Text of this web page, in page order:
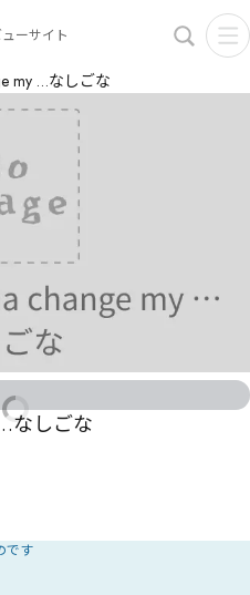
ーサイト
my …なしごな
なしごな
です